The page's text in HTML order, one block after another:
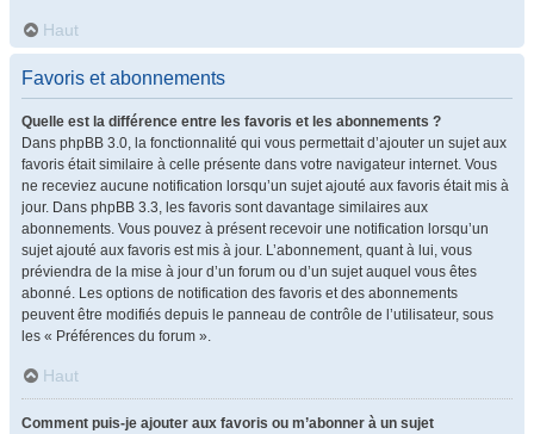
Haut
Favoris et abonnements
Quelle est la différence entre les favoris et les abonnements ?
Dans phpBB 3.0, la fonctionnalité qui vous permettait d’ajouter un sujet aux
favoris était similaire à celle présente dans votre navigateur internet. Vous
ne receviez aucune notification lorsqu’un sujet ajouté aux favoris était mis à
jour. Dans phpBB 3.3, les favoris sont davantage similaires aux
abonnements. Vous pouvez à présent recevoir une notification lorsqu’un
sujet ajouté aux favoris est mis à jour. L’abonnement, quant à lui, vous
préviendra de la mise à jour d’un forum ou d’un sujet auquel vous êtes
abonné. Les options de notification des favoris et des abonnements
peuvent être modifiés depuis le panneau de contrôle de l’utilisateur, sous
les « Préférences du forum ».
Haut
Comment puis-je ajouter aux favoris ou m’abonner à un sujet